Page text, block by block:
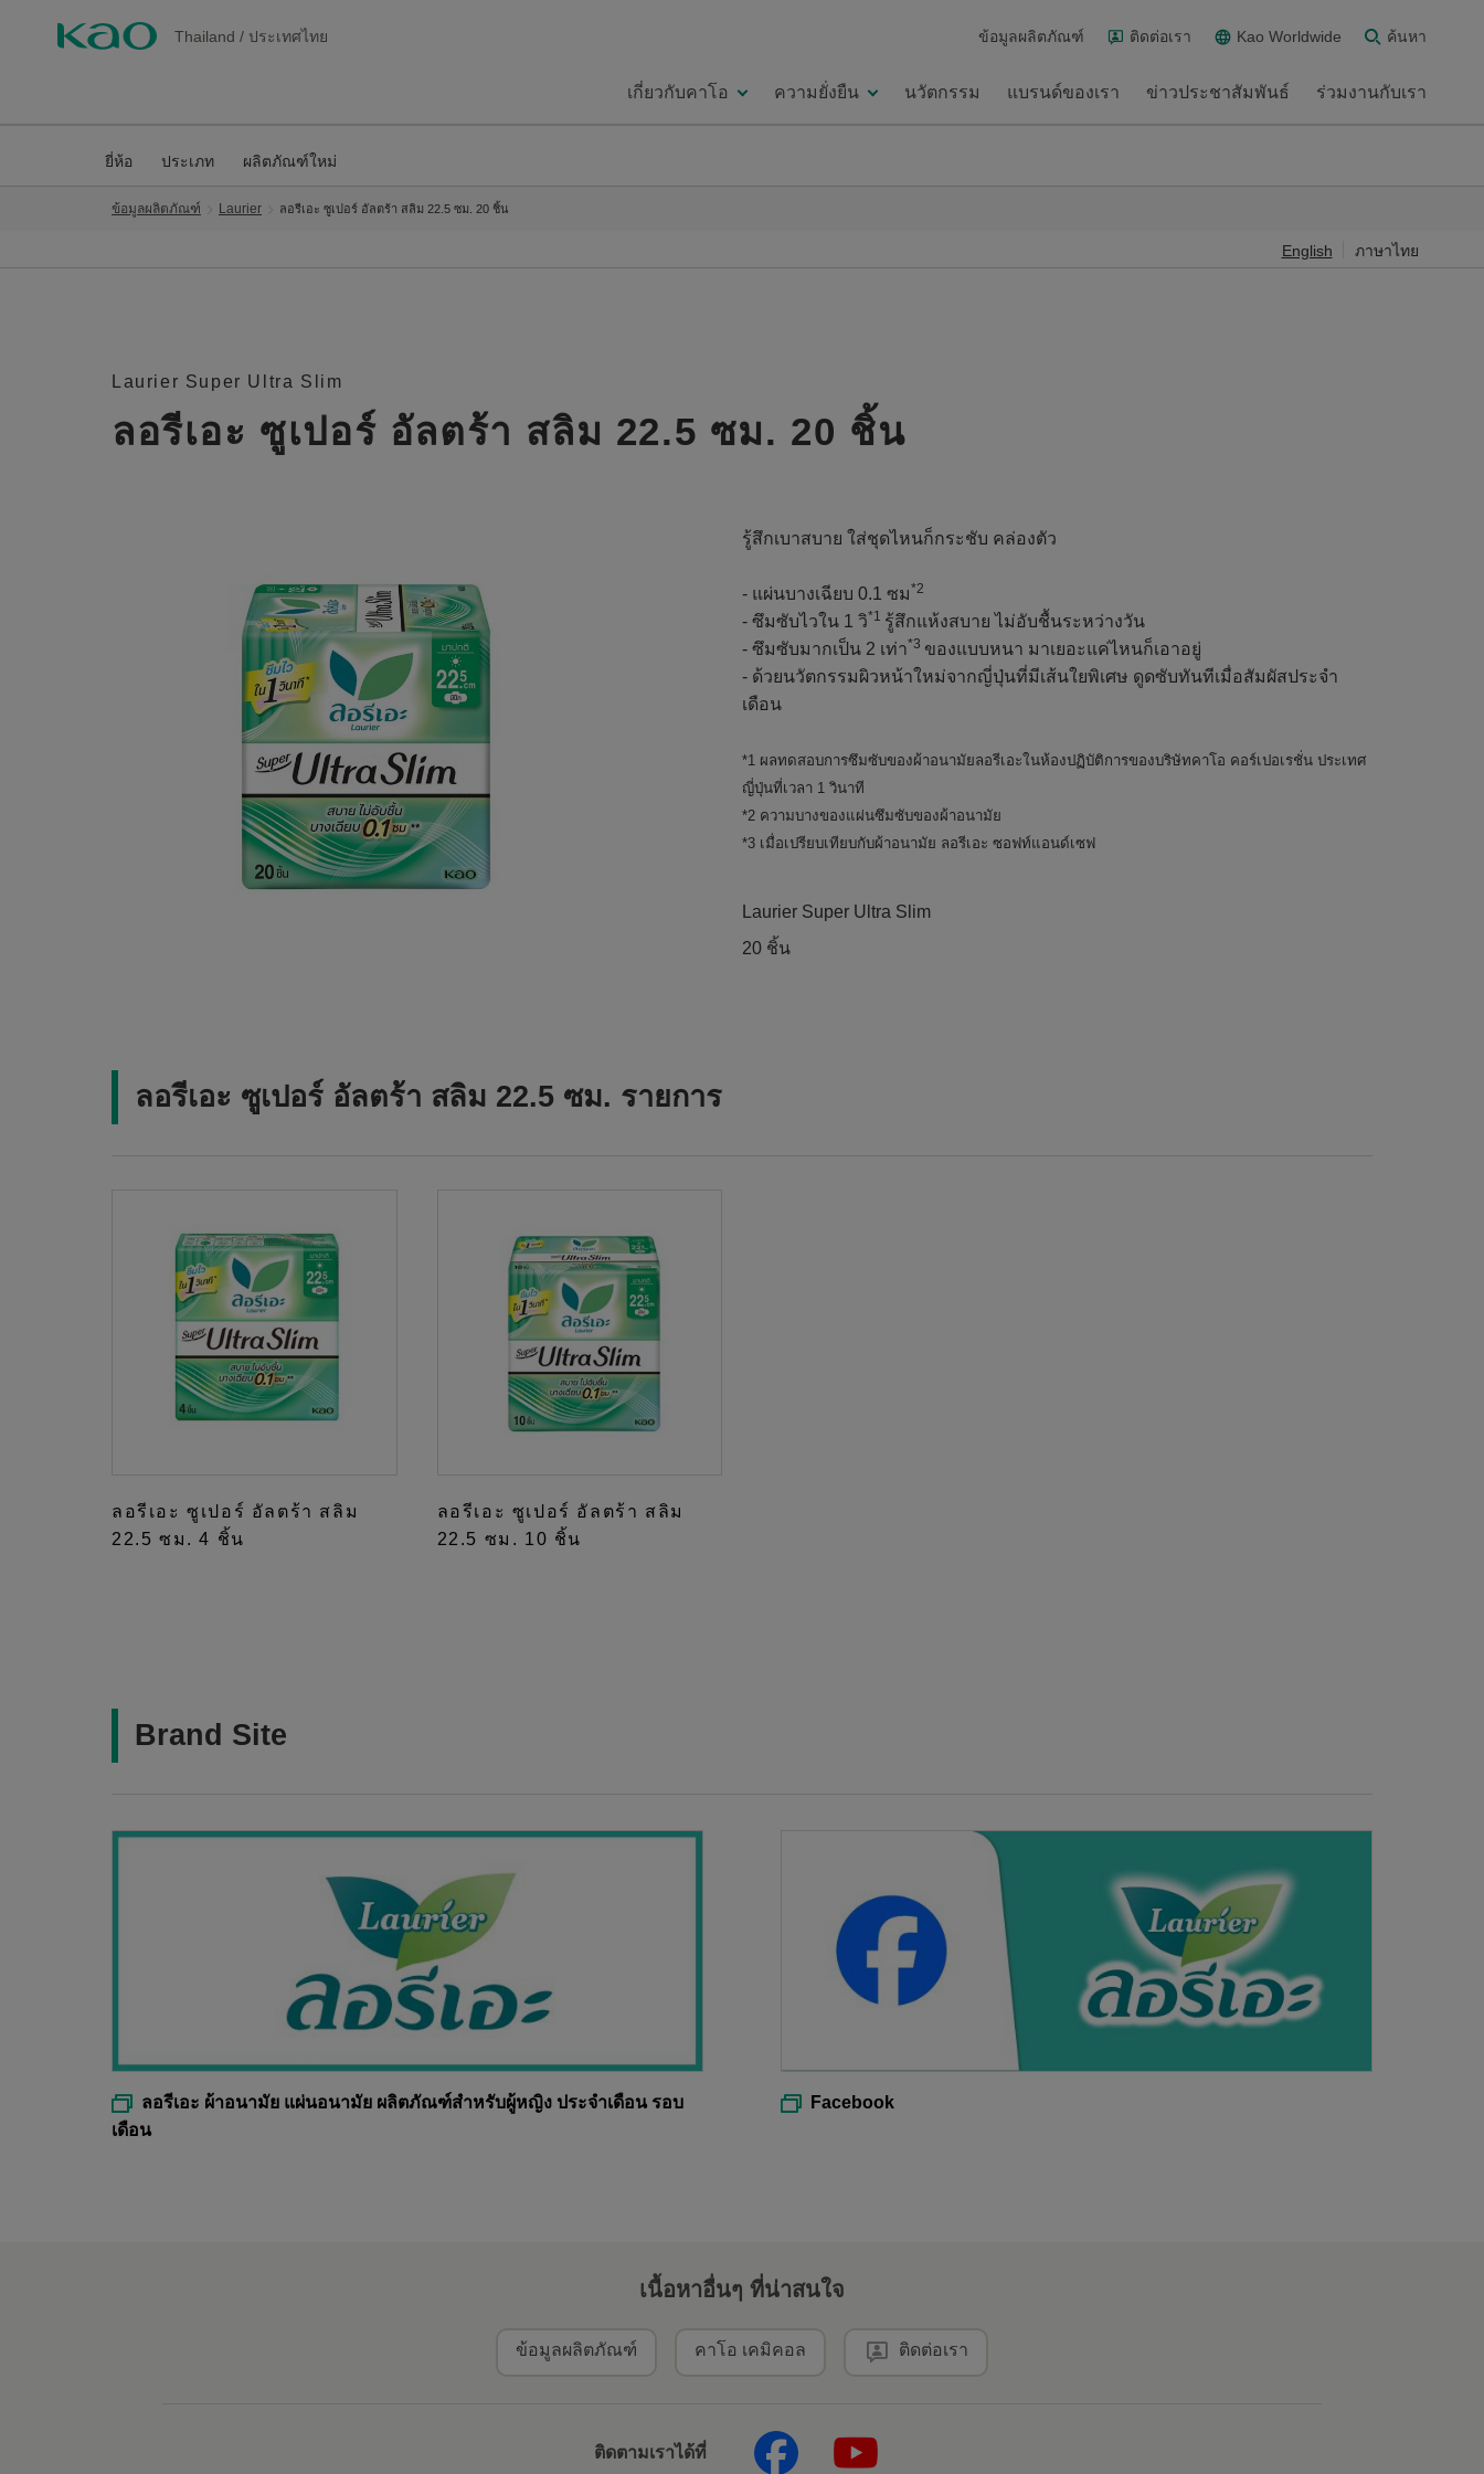
Thailand / ประเทศไทย ข้อมูลผลิตภัณฑ์ ติดต่อเรา Kao Worldwide ค้นหา
เกี่ยวกับคาโอ ความยั่งยืน นวัตกรรม แบรนด์ของเรา ข่าวประชาสัมพันธ์ ร่วมงานกับเรา
ยี่ห้อ ประเภท ผลิตภัณฑ์ใหม่
ข้อมูลผลิตภัณฑ์ Laurier ลอรีเอะ ซูเปอร์ อัลตร้า สลิม 22.5 ซม. 20 ชิ้น
English ภาษาไทย
Laurier Super Ultra Slim
ลอรีเอะ ซูเปอร์ อัลตร้า สลิม 22.5 ซม. 20 ชิ้น
รู้สึกเบาสบาย ใส่ชุดไหนก็กระชับ คล่องตัว
- แผ่นบางเฉียบ 0.1 ซม*2
- ซึมซับไวใน 1 วิ*1 รู้สึกแห้งสบาย ไม่อับชื้นระหว่างวัน
- ซึมซับมากเป็น 2 เท่า*3 ของแบบหนา มาเยอะแค่ไหนก็เอาอยู่
- ด้วยนวัตกรรมผิวหน้าใหม่จากญี่ปุ่นที่มีเส้นใยพิเศษ ดูดซับทันทีเมื่อสัมผัสประจำ
เดือน
*1 ผลทดสอบการซึมซับของผ้าอนามัยลอรีเอะในห้องปฏิบัติการของบริษัทคาโอ คอร์เปอเรชั่น ประเทศ
ญี่ปุ่นที่เวลา 1 วินาที
*2 ความบางของแผ่นซึมซับของผ้าอนามัย
*3 เมื่อเปรียบเทียบกับผ้าอนามัย ลอรีเอะ ซอฟท์แอนด์เซฟ
Laurier Super Ultra Slim
20 ชิ้น
ลอรีเอะ ซูเปอร์ อัลตร้า สลิม 22.5 ซม. รายการ
ลอรีเอะ ซูเปอร์ อัลตร้า สลิม
22.5 ซม. 4 ชิ้น
ลอรีเอะ ซูเปอร์ อัลตร้า สลิม
22.5 ซม. 10 ชิ้น
Brand Site
ลอรีเอะ ผ้าอนามัย แผ่นอนามัย ผลิตภัณฑ์สำหรับผู้หญิง ประจำเดือน รอบ
เดือน
Facebook
เนื้อหาอื่นๆ ที่น่าสนใจ
ข้อมูลผลิตภัณฑ์ คาโอ เคมิคอล ติดต่อเรา
ติดตามเราได้ที่